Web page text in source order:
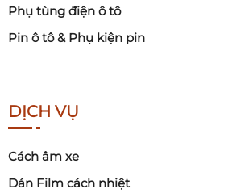
Phụ tùng điện ô tô
Pin ô tô & Phụ kiện pin
DỊCH VỤ
Cách âm xe
Dán Film cách nhiệt